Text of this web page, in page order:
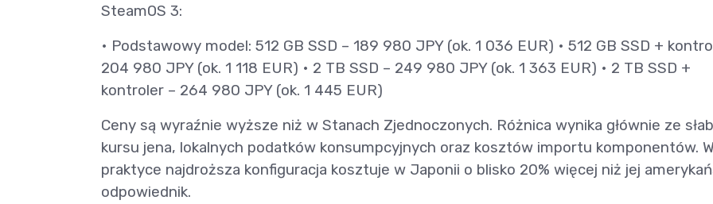
SteamOS 3:
• Podstawowy model: 512 GB SSD – 189 980 JPY (ok. 1 036 EUR) • 512 GB SSD +
204 980 JPY (ok. 1 118 EUR) • 2 TB SSD – 249 980 JPY (ok. 1 363 EUR) • 2 TB SSD +
kontroler – 264 980 JPY (ok. 1 445 EUR)
Ceny są wyraźnie wyższe niż w Stanach Zjednoczonych. Różnica wynika głównie ze
kursu jena, lokalnych podatków konsumpcyjnych oraz kosztów importu komponentów. W
praktyce najdroższa konfiguracja kosztuje w Japonii o blisko 20% więcej niż jej
odpowiednik.